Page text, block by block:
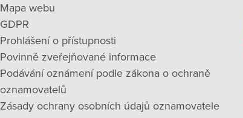
Mapa webu
GDPR
Prohlášení o přístupnosti
Povinně zveřejňované informace
Podávání oznámení podle zákona o ochraně
oznamovatelů
Zásady ochrany osobních údajů oznamovatele